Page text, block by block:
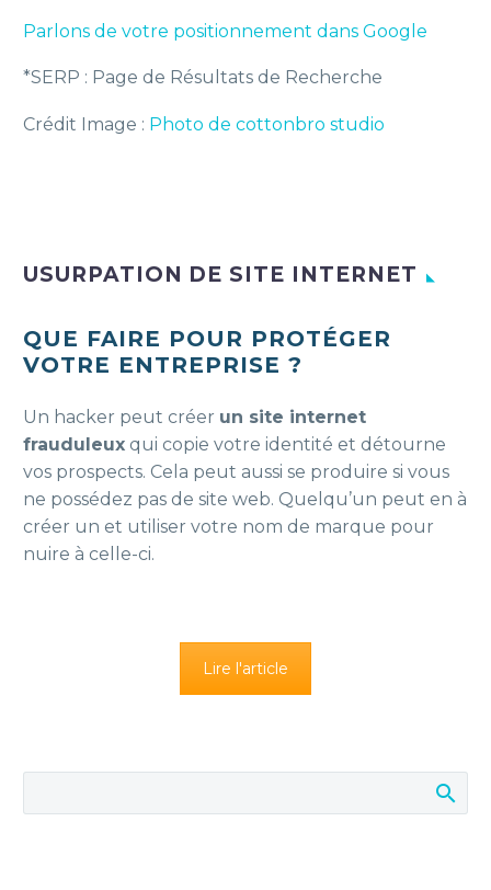
Parlons de votre positionnement dans Google
*SERP : Page de Résultats de Recherche
Crédit Image : Photo de cottonbro studio
USURPATION DE SITE INTERNET
QUE FAIRE POUR PROTÉGER
VOTRE ENTREPRISE ?
Un hacker peut créer un site internet
frauduleux qui copie votre identité et détourne
vos prospects. Cela peut aussi se produire si vous
ne possédez pas de site web. Quelqu’un peut en à
créer un et utiliser votre nom de marque pour
nuire à celle-ci.
Lire l'article